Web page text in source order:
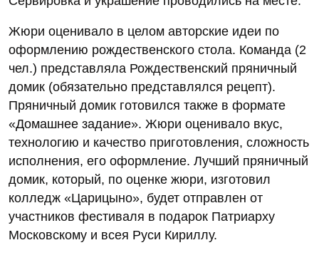
Жюри оценивало в целом авторские идеи по
оформлению рождественского стола. Команда (2
чел.) представляла Рождественский пряничный
домик (обязательно представлялся рецепт).
Пряничный домик готовился также в формате
«Домашнее задание». Жюри оценивало вкус,
технологию и качество приготовления, сложность
исполнения, его оформление. Лучший пряничный
домик, который, по оценке жюри, изготовил
колледж «Царицыно», будет отправлен от
участников фестиваля в подарок Патриарху
Московскому и всея Руси Кириллу.